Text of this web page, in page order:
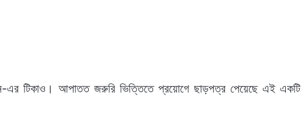
এর টিকাও। আপাতত জরুরি ভিত্তিতে প্রয়োগে ছাড়পত্র পেয়েছে এই একটি